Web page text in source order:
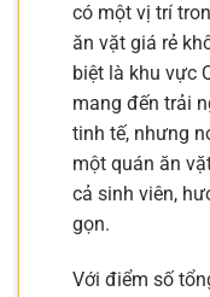
có một vị trí
ăn vặt giá rẻ
biệt là khu vực
mang đến trải
tinh tế, nhưng
một quán ăn
cả sinh viên,
gọn.
Với điểm số